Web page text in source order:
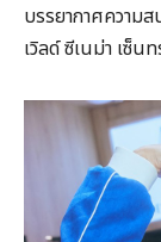
บรรยากาศความ
เวิลด์ ซีเนม่า เซ็น